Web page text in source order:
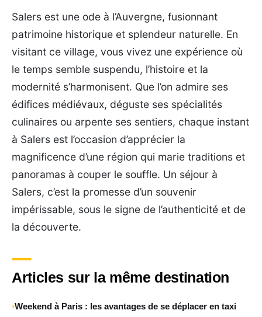
Salers est une ode à l’Auvergne, fusionnant
patrimoine historique et splendeur naturelle. En
visitant ce village, vous vivez une expérience où
le temps semble suspendu, l’histoire et la
modernité s’harmonisent. Que l’on admire ses
édifices médiévaux, déguste ses spécialités
culinaires ou arpente ses sentiers, chaque instant
à Salers est l’occasion d’apprécier la
magnificence d’une région qui marie traditions et
panoramas à couper le souffle. Un séjour à
Salers, c’est la promesse d’un souvenir
impérissable, sous le signe de l’authenticité et de
la découverte.
Articles sur la même destination
Weekend à Paris : les avantages de se déplacer en taxi